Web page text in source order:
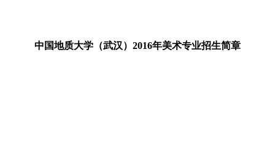
中国地质大学（武汉）2016年美术专业招生简章